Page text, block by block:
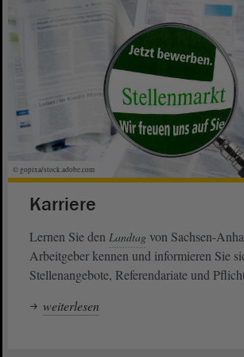
© gopixa/stock.adobe.com
Karriere
Lernen Sie den Landtag von Sachsen-
Arbeitgeber kennen und informieren Sie
Stellenangebote, Referendariate und
weiterlesen